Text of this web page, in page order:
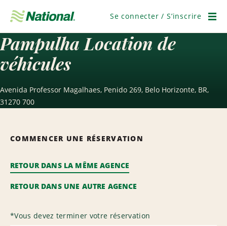
navigation
Se connecter / S’inscrire
Pampulha Location de
véhicules
Avenida Professor Magalhaes, Penido 269, Belo Horizonte, BR,
31270 700
COMMENCER UNE RÉSERVATION
RETOUR DANS LA MÊME AGENCE
RETOUR DANS UNE AUTRE AGENCE
*Vous devez terminer votre réservation